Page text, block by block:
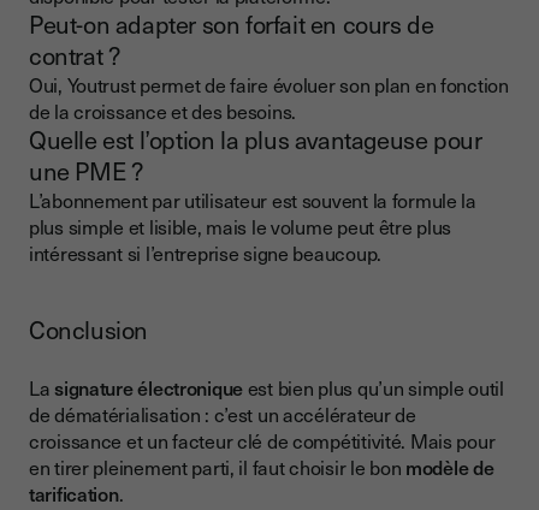
Peut-on adapter son forfait en cours de
contrat ?
Oui, Youtrust permet de faire évoluer son plan en fonction
de la croissance et des besoins.
Quelle est l’option la plus avantageuse pour
une PME ?
L’abonnement par utilisateur est souvent la formule la
plus simple et lisible, mais le volume peut être plus
intéressant si l’entreprise signe beaucoup.
Conclusion
Lasignature électroniqueest bien plus qu’un simple outil
de dématérialisation : c’est un accélérateur de
croissance et un facteur clé de compétitivité. Mais pour
en tirer pleinement parti, il faut choisir le bon modèle de
tarification.